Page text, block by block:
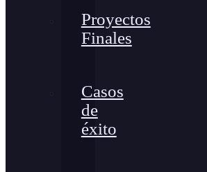
Proyectos
Finales
Casos
de
éxito